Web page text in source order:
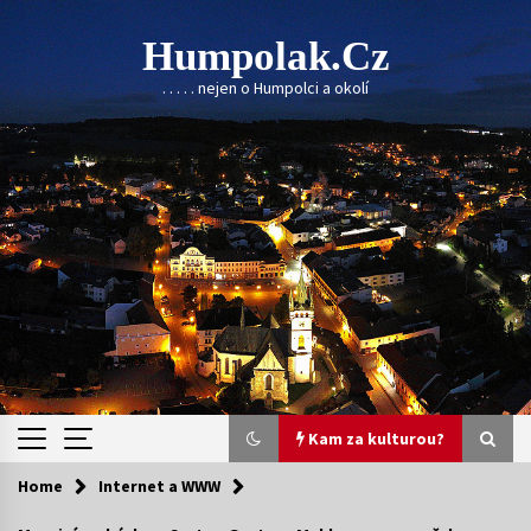
Skip
to
content
Humpolak.cz
. . . . . nejen o Humpolci a okolí
Kam za kulturou?
Kam za kulturou?
Home Internet a WWW